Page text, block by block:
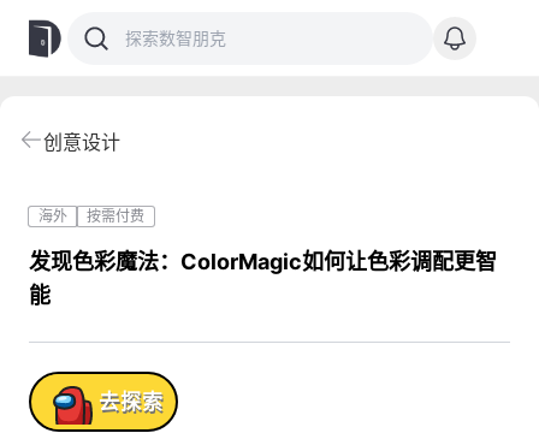
创意设计
海外 按需付费
发现色彩魔法：ColorMagic如何让色彩调配更智
能
! 去探索